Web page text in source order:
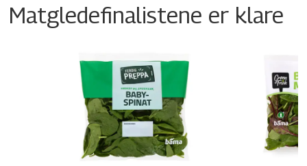
Matgledefinalistene er klare